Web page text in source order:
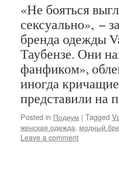
«Не бояться
сексуально», −
бренда одежды
Таубензе. Они
фанфиком»,
иногда
представили на
Posted in Подиум | Tagged
женская одежда, модный
Leave a comment